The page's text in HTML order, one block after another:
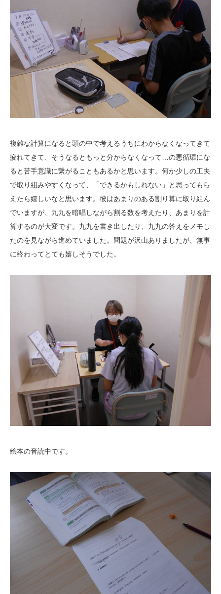
複雑な計算になると頭の中で考えるうちにわからなくなってきて
疲れてきて、そうなるともっと分からなくなって…の悪循環にな
ると苦手意識に繋がることもあるかと思います。何か少しの工夫
で取り組みやすくなって、「できるかもしれない」と思ってもら
えたら嬉しいなと思います。彼はあまりのある割り算に取り組ん
でいますが、九九を暗唱しながら割る数を考えたり、あまりを計
算するのが大変です。九九を書き出したり、九九の答えをメモし
たのを見ながら進めていました。問題が沢山ありましたが、無事
に終わってとても嬉しそうでした。
絵本の音読中です。